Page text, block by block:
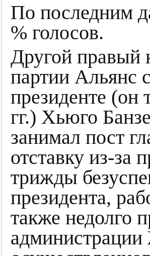
По последним
% голосов.
Другой правый
партии Альянс
президенте (он
гг.) Хьюго
занимал пост
отставку из-за
трижды
президента,
также недолго